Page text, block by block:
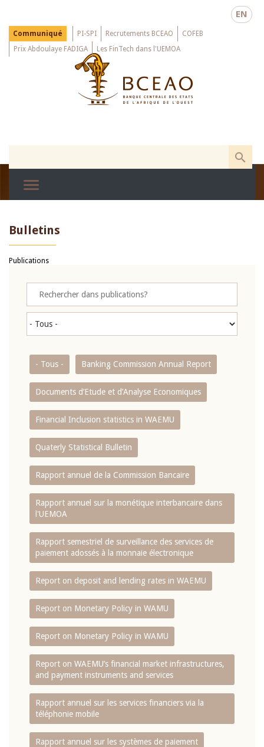
main
EN
Menu
Top
Communiqué PI-SPI Recrutements BCEAO
COFEB
Prix Abdoulaye FADIGA
Les FinTech dans l'UEMOA
Bulletins
Publications
- Tous - Banking Commission Annual Report
Documents d’Etude et d’Analyse Economiques
Financial Inclusion statistics in WAEMU
Quaterly Statistical Bulletin
Rapport annuel de la Commission Bancaire
Rapport annuel sur la monétique interbancaire dans
l'UEMOA
Rapport semestriel de surveillance des services de
paiement adossés à la monnaie électronique
Report on deposit and lending rates in WAEMU
Report on Monetary Policy in WAMU
Report on Monetary Policy in WAMU
Report on WAEMU’s financial market infrastructures,
and payment instruments and services
Rapport annuel sur les services financiers via la
téléphonie mobile
Rapport annuel sur les systèmes de paiement